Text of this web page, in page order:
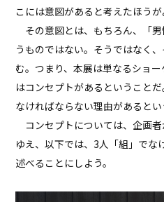
こには意図があると考えたほうが
その意図とは、もちろん、「
うものではない。そうではなく
む。つまり、本展は単なるショ
はコンセプトがあるということ
なければならない理由があるとい
コンセプトについては、企画
ゆえ、以下では、3人「組」でな
述べることにしよう。